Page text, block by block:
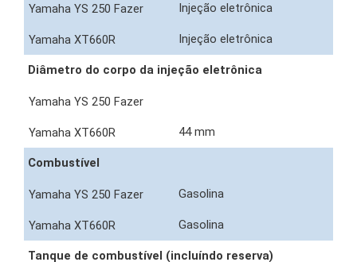
Injeção eletrônica
Injeção eletrônica
Diâmetro do corpo da injeção eletrônica
44 mm
Combustível
Gasolina
Gasolina
Tanque de combustível (incluíndo reserva)